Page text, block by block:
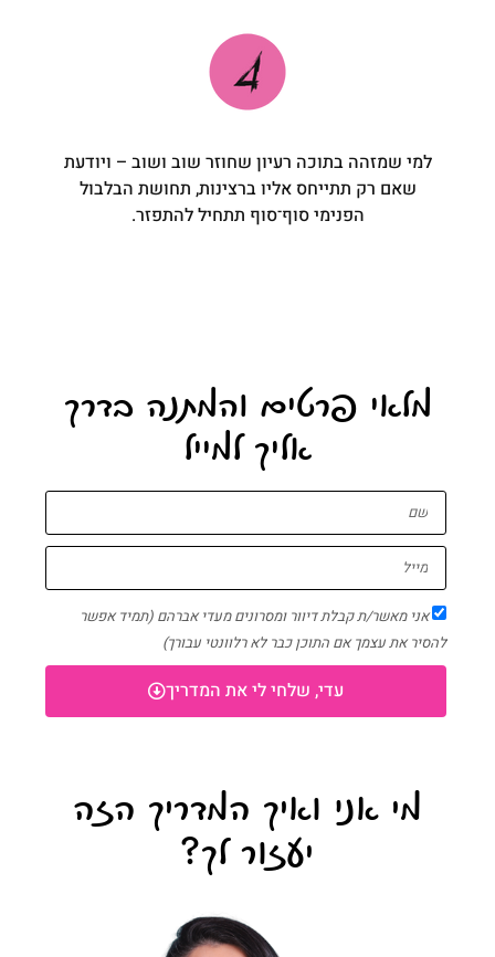
למי שמזהה בתוכה רעיון שחוזר שוב ושוב – ויודעת
שאם רק תתייחס אליו ברצינות, תחושת הבלבול
הפנימי סוף־סוף תתחיל להתפזר.
מלאי פרטים והמתנה בדרך
אליך למייל
אני מאשר/ת קבלת דיוור ומסרונים מעדי אברהם (תמיד אפשר
להסיר את עצמך אם התוכן כבר לא רלוונטי עבורך)
עדי, שלחי לי את המדריך
מי אני ואיך המדריך הזה
יעזור לך?